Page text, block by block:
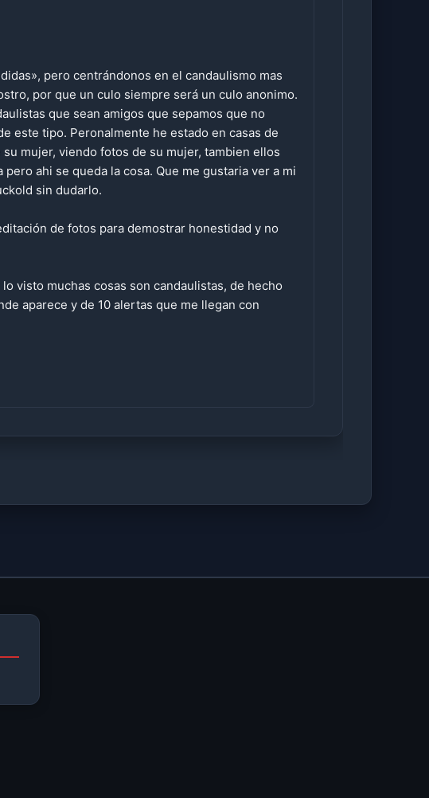
pero centrándonos en el candaulismo mas
por que un culo siempre será un culo anonimo.
que sean amigos que sepamos que no
este tipo. Peronalmente he estado en casas de
mujer, viendo fotos de su mujer, tambien ellos
ahi se queda la cosa. Que me gustaria ver a mi
sin dudarlo.
de fotos para demostrar honestidad y no
visto muchas cosas son candaulistas, de hecho
aparece y de 10 alertas que me llegan con